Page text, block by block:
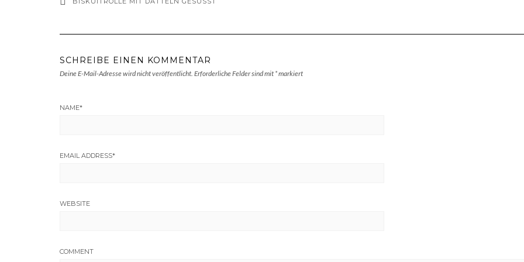
SCHREIBE EINEN KOMMENTAR
Deine E-Mail-Adresse wird nicht veröffentlicht. Erforderliche Felder sind mit *markiert
NAME*
EMAIL ADDRESS*
WEBSITE
COMMENT